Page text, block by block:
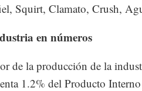
Squirt, Clamato, Crush,
en números
de la producción de la
1.2% del Producto